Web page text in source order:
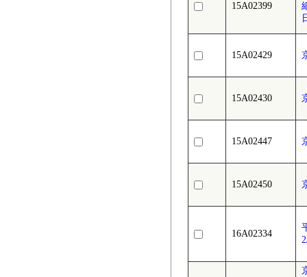
15A02399
15A02429
15A02430
15A02447
15A02450
16A02334